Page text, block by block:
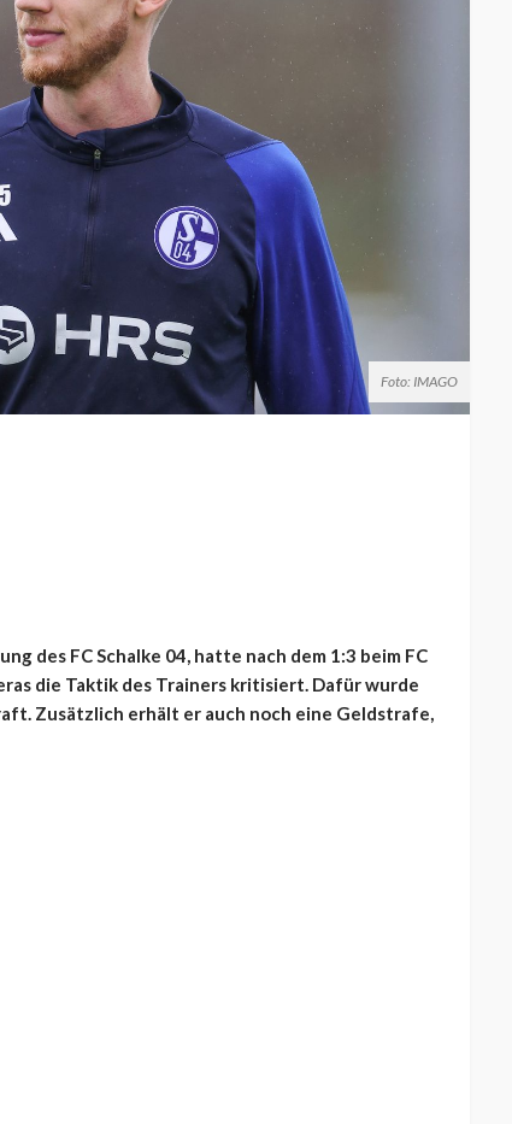
Foto: IMAGO
des FC Schalke 04, hatte nach dem 1:3 beim FC
die Taktik des Trainers kritisiert. Dafür wurde
Zusätzlich erhält er auch noch eine Geldstrafe,